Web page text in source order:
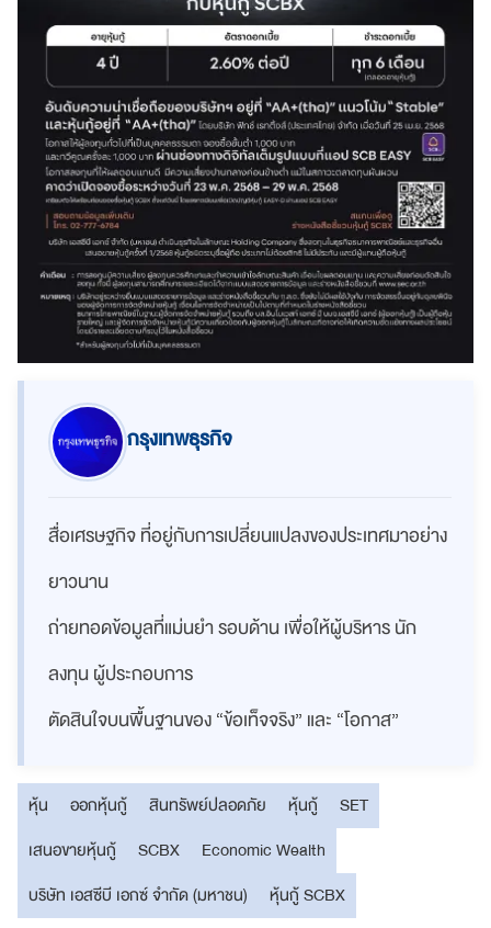
กรุงเทพธุรกิจ
สื่อเศรษฐกิจ ที่อยู่กับการเปลี่ยนแปลงของประเทศมาอย่าง
ยาวนาน
ถ่ายทอดข้อมูลที่แม่นยำ รอบด้าน เพื่อให้ผู้บริหาร นัก
ลงทุน ผู้ประกอบการ
ตัดสินใจบนพื้นฐานของ “ข้อเท็จจริง” และ “โอกาส”
หุ้น ออกหุ้นกู้ สินทรัพย์ปลอดภัย หุ้นกู้
SET
เสนอขายหุ้นกู้
SCBX
Economic Wealth
บริษัท เอสซีบี เอกซ์ จำกัด (มหาชน)
หุ้นกู้ SCBX